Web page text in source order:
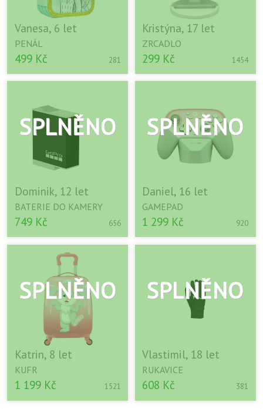
Vanesa, 6 let
PENÁL
499 Kč 281
Kristýna, 17 let
ZRCADLO
299 Kč 1454
Dominik, 12 let
BATERIE DO KAMERY
749 Kč 656
Daniel, 16 let
GAMEPAD
1 299 Kč 920
Katrin, 8 let
KUFR
1 199 Kč 1521
Vlastimil, 18 let
RUKAVICE
608 Kč 381